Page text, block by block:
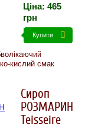
Ціна: 465
грн
Купити
кислий смак
Сироп
РОЗМАРИН
Teisseire